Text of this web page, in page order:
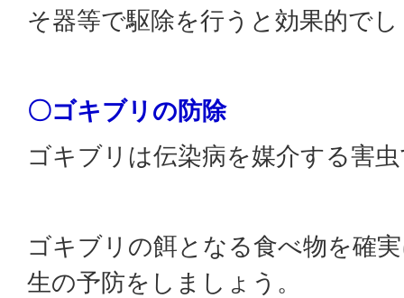
そ器等で駆除を行うと効果的で
〇ゴキブリの防除
ゴキブリは伝染病を媒介する害
ゴキブリの餌となる食べ物を確
生の予防をしましょう。